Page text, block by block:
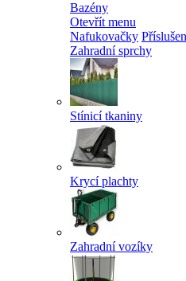
Bazény
Otevřít menu
Nafukovačky
Zahradní sprchy
Stínicí tkaniny
Krycí plachty
Zahradní vozíky